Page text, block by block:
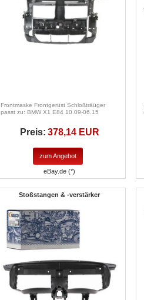
Frontmaske Frontgerüst Schloßträüger
passt zu: BMW X1 E84 10.09-06.15
Preis: 378,14 EUR
zum Angebot
eBay.de (*)
Stoßstangen & -verstärker